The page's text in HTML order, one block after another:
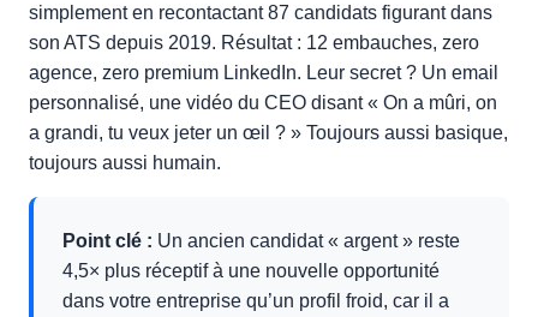
simplement en recontactant 87 candidats figurant dans
son ATS depuis 2019. Résultat : 12 embauches, zero
agence, zero premium LinkedIn. Leur secret ? Un email
personnalisé, une vidéo du CEO disant « On a mûri, on
a grandi, tu veux jeter un œil ? » Toujours aussi basique,
toujours aussi humain.
Point clé : Un ancien candidat « argent » reste
4,5× plus réceptif à une nouvelle opportunité
dans votre entreprise qu’un profil froid, car il a